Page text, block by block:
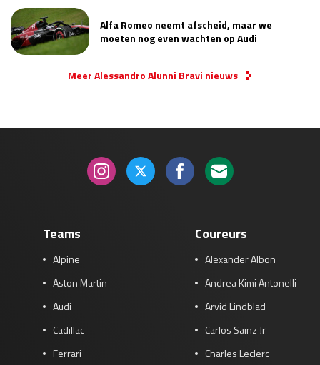
Alfa Romeo neemt afscheid, maar we
moeten nog even wachten op Audi
Meer Alessandro Alunni Bravi nieuws
Teams
Alpine
Aston Martin
Audi
Cadillac
Ferrari
Coureurs
Alexander Albon
Andrea Kimi Antonelli
Arvid Lindblad
Carlos Sainz Jr
Charles Leclerc